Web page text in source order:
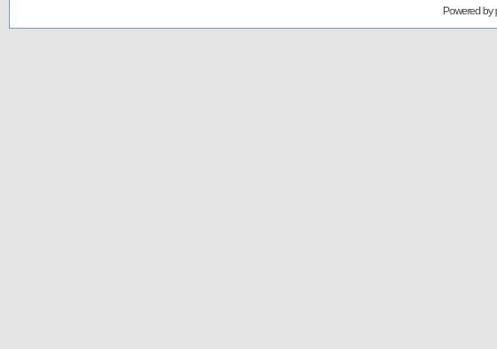
Powered by